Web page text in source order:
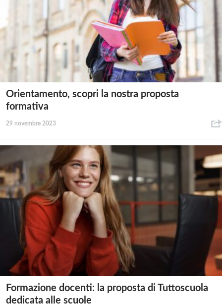
Orientamento, scopri la nostra proposta
formativa
29 novembre 2023
Formazione docenti: la proposta di Tuttoscuola
dedicata alle scuole